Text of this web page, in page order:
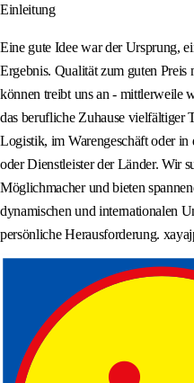
Einleitung
Eine gute Idee war der Ursprung,
Ergebnis. Qualität zum guten Preis
können treibt uns an - mittlerweile
das berufliche Zuhause vielfältiger
Logistik, im Warengeschäft oder in
oder Dienstleister der Länder. Wir
Möglichmacher und bieten
dynamischen und internationalen
persönliche Herausforderung.